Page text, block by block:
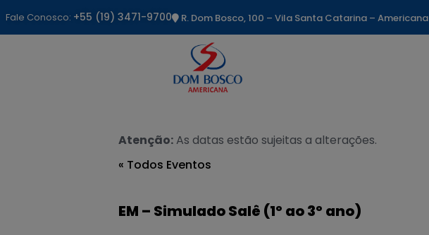
Fale Conosco: +55 (19) 3471-9700 R. Dom Bosco, 100 – Vila Santa Catarina – Americana
Atenção:As datas estão sujeitas a alterações.
« Todos Eventos
EM – Simulado Salê (1º ao 3º ano)